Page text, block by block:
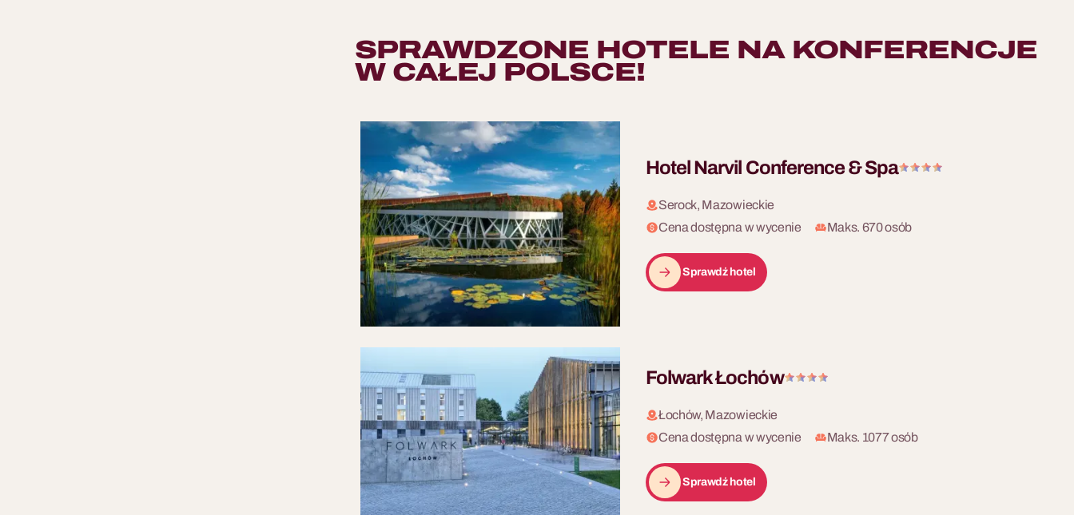
SPRAWDZONE HOTELE NA KONFERENCJE
W CAŁEJ POLSCE!
Hotel Narvil Conference & Spa
Serock, Mazowieckie
Cena dostępna w wycenie
Maks. 670 osób
Sprawdź hotel
Folwark Łochów
Łochów, Mazowieckie
Cena dostępna w wycenie
Maks. 1077 osób
Sprawdź hotel